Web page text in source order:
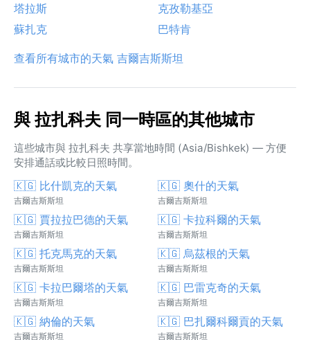
塔拉斯
克孜勒基亞
蘇扎克
巴特肯
查看所有城市的天氣 吉爾吉斯斯坦
與 拉扎科夫 同一時區的其他城市
這些城市與 拉扎科夫 共享當地時間 (Asia/Bishkek) — 方便
安排通話或比較日照時間。
🇰🇬 比什凱克的天氣
吉爾吉斯斯坦
🇰🇬 奧什的天氣
吉爾吉斯斯坦
🇰🇬 賈拉拉巴德的天氣
吉爾吉斯斯坦
🇰🇬 卡拉科爾的天氣
吉爾吉斯斯坦
🇰🇬 托克馬克的天氣
吉爾吉斯斯坦
🇰🇬 烏茲根的天氣
吉爾吉斯斯坦
🇰🇬 卡拉巴爾塔的天氣
吉爾吉斯斯坦
🇰🇬 巴雷克奇的天氣
吉爾吉斯斯坦
🇰🇬 納倫的天氣
吉爾吉斯斯坦
🇰🇬 巴扎爾科爾貢的天氣
吉爾吉斯斯坦